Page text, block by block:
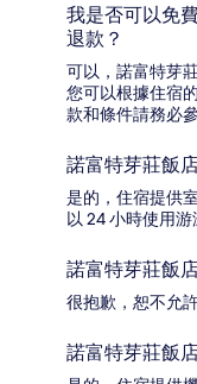
我是否可以免
退款？
可以，諾富特芽
您可以根據住宿
款和條件請務必
諾富特芽莊飯
是的，住宿提供
以 24 小時使用游
諾富特芽莊飯
很抱歉，恕不允
諾富特芽莊飯